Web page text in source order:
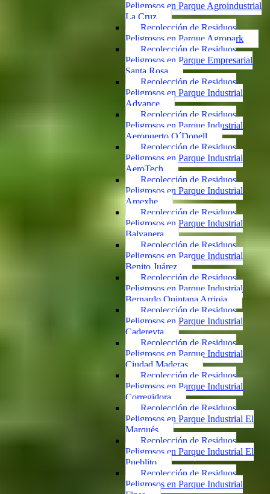
Peligrosos en Parque Agroindustrial
La Cruz
Recolección de Residuos
Peligrosos en Parque Agropark
Recolección de Residuos
Peligrosos en Parque Empresarial
Santa Rosa
Recolección de Residuos
Peligrosos en Parque Industrial
Advance
Recolección de Residuos
Peligrosos en Parque Industrial
Aeropuerto O´Donell
Recolección de Residuos
Peligrosos en Parque Industrial
AeroTech
Recolección de Residuos
Peligrosos en Parque Industrial
Amexhe
Recolección de Residuos
Peligrosos en Parque Industrial
Balvanera
Recolección de Residuos
Peligrosos en Parque Industrial
Benito Juárez
Recolección de Residuos
Peligrosos en Parque Industrial
Bernardo Quintana Arrioja
Recolección de Residuos
Peligrosos en Parque Industrial
Cadereyta
Recolección de Residuos
Peligrosos en Parque Industrial
Ciudad Maderas
Recolección de Residuos
Peligrosos en Parque Industrial
Corregidora
Recolección de Residuos
Peligrosos en Parque Industrial El
Marqués
Recolección de Residuos
Peligrosos en Parque Industrial El
Pueblito
Recolección de Residuos
Peligrosos en Parque Industrial